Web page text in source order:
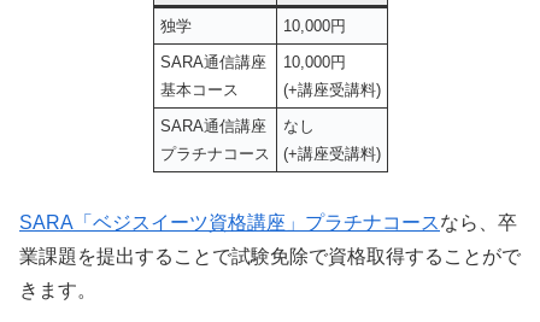
独学
10,000円
SARA通信講座
基本コース
10,000円
(+講座受講料)
SARA通信講座
プラチナコース
なし
(+講座受講料)
SARA「ベジスイーツ資格講座」プラチナコースなら、卒
業課題を提出することで試験免除で資格取得することがで
きます。